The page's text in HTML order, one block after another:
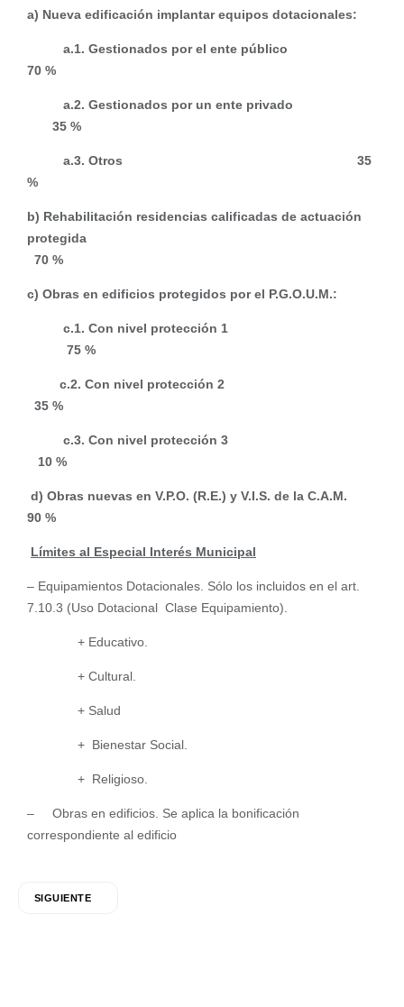
a) Nueva edificación implantar equipos dotacionales:
a.1. Gestionados por el ente público
70 %
a.2. Gestionados por un ente privado
35 %
a.3. Otros 35
%
b) Rehabilitación residencias calificadas de actuación
protegida
70 %
c) Obras en edificios protegidos por el P.G.O.U.M.:
c.1. Con nivel protección 1
75 %
c.2. Con nivel protección 2
35 %
c.3. Con nivel protección 3
10 %
d) Obras nuevas en V.P.O. (R.E.) y V.I.S. de la C.A.M.
90 %
Límites al Especial Interés Municipal
– Equipamientos Dotacionales. Sólo los incluidos en el art.
7.10.3 (Uso Dotacional Clase Equipamiento).
+ Educativo.
+ Cultural.
+ Salud
+ Bienestar Social.
+ Religioso.
– Obras en edificios. Se aplica la bonificación
correspondiente al edificio
SIGUIENTE